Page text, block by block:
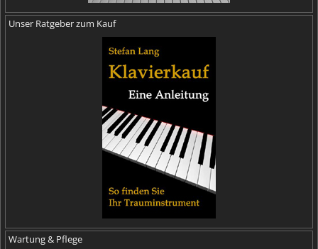
Unser Ratgeber zum Kauf
Wartung & Pflege